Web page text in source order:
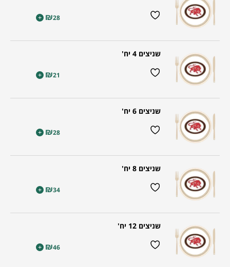
₪28
+
שניצים 4 יח'
₪21
+
שניצים 6 יח'
₪28
+
שניצים 8 יח'
₪34
+
שניצים 12 יח'
₪46
+